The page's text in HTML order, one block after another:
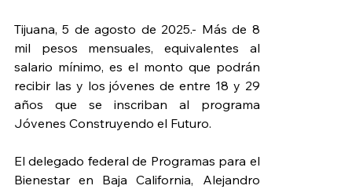
Tijuana, 5 de agosto de 2025.- Más de 8
mil pesos mensuales, equivalentes al
salario mínimo, es el monto que podrán
recibir las y los jóvenes de entre 18 y 29
años que se inscriban al programa
Jóvenes Construyendo el Futuro.
El delegado federal de Programas para el
Bienestar en Baja California, Alejandro